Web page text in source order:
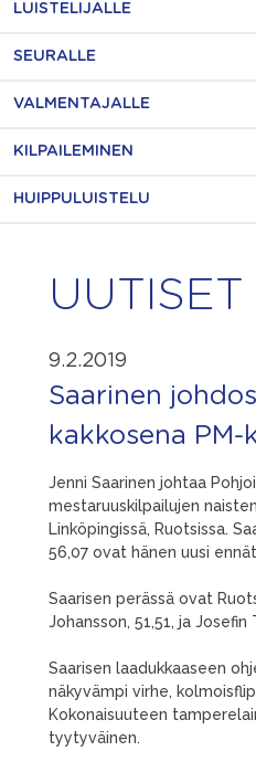
LUISTELIJALLE
SEURALLE
VALMENTAJALLE
KILPAILEMINEN
HUIPPULUISTELU
UUTISET
9.2.2019
Saarinen
kakkosena PM-
Jenni Saarinen johtaa
mestaruuskilpailujen
Linköpingissä, Ruotsissa.
56,07 ovat hänen uusi
Saarisen perässä ovat
Johansson, 51,51, ja Josefin
Saarisen laadukkaaseen
näkyvämpi virhe,
Kokonaisuuteen
tyytyväinen.